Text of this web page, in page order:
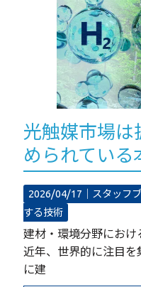
光触媒市場は
められている
2026/04/17｜ スタッフ
する技術
建材・環境分野にお
近年、世界的に注目を
に建